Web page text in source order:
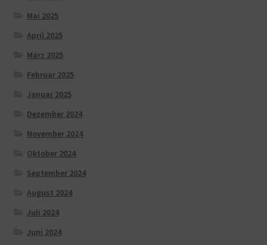
Mai 2025
April 2025
März 2025
Februar 2025
Januar 2025
Dezember 2024
November 2024
Oktober 2024
September 2024
August 2024
Juli 2024
Juni 2024